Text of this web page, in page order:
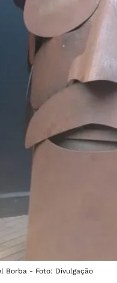
Borba - Foto: Divulgação